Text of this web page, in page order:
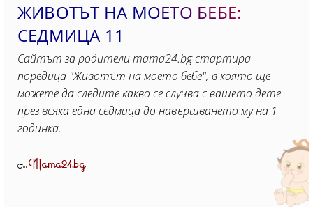
ЖИВОТЪТ НА МОЕТО БЕБЕ:
СЕДМИЦА 11
Сайтът за родители mama24.bg стартира
поредица "Животът на моето бебе", в която ще
можете да следите какво се случва с вашето дете
през всяка една седмица до навършването му на 1
годинка.
ОтMama24.bg